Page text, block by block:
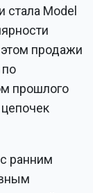
стала Model
продажи
по
прошлого
ранним